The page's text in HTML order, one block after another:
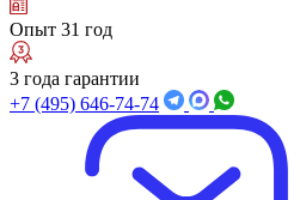
Опыт 31 год
3 года гарантии
+7 (495) 646-74-74